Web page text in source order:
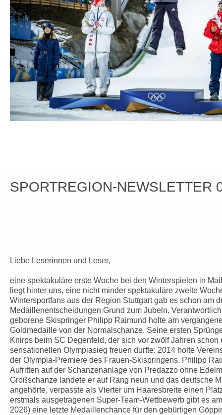
SPORTREGION-NEWSLETTER
Liebe Leserinnen und Leser,
eine spektakuläre erste Woche bei den Winterspielen in
liegt hinter uns, eine nicht minder spektakuläre zweite
Wintersportfans aus der Region Stuttgart gab es schon am
Medaillenentscheidungen Grund zum Jubeln.
geborene Skispringer Philipp Raimund holte am
Goldmedaille von der Normalschanze. Seine ersten
Knirps beim SC Degenfeld, der sich vor zwölf Jahren
sensationellen Olympiasieg freuen durfte: 2014 holte
der Olympia-Premiere des Frauen-Skispringens. Philipp
Aufritten auf der Schanzenanlage von Predazzo ohne
Großschanze landete er auf Rang neun und das deutsche
angehörte, verpasste als Vierter um Haaresbreite einen
erstmals ausgetragenen Super-Team-Wettbewerb gibt es
2026) eine letzte Medaillenchance für den gebürtigen